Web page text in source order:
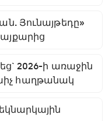
Յունայթեդը»
2026-ի առաջին
հաղթանակ